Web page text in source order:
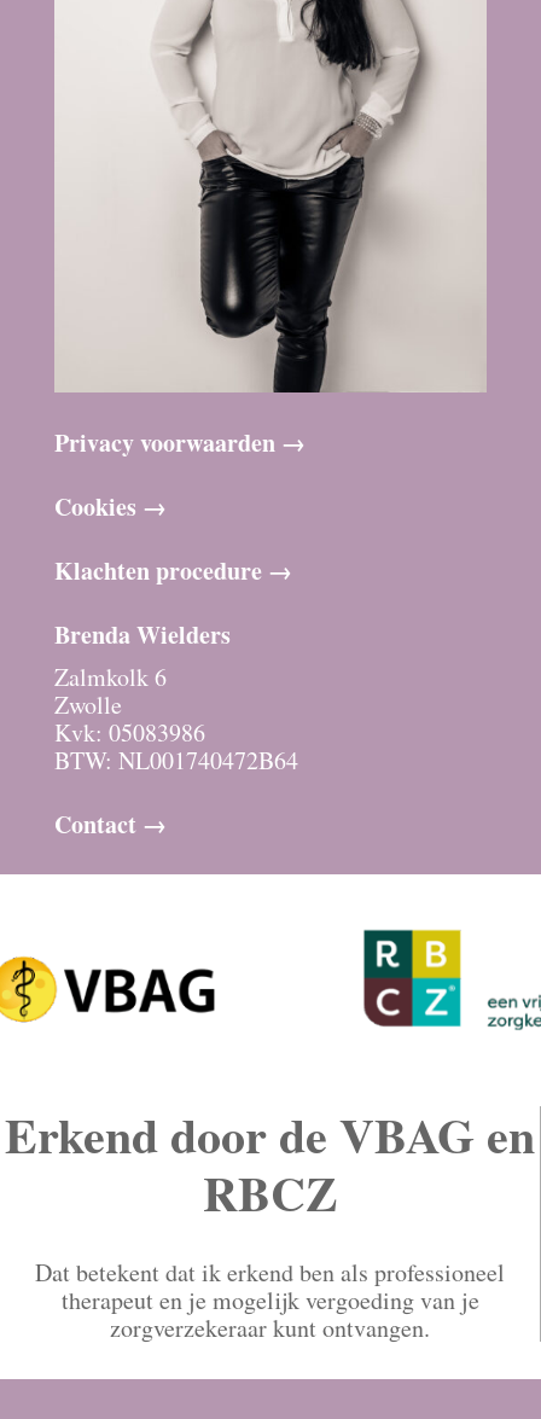
Privacy voorwaarden →
Cookies →
Klachten procedure →
Brenda Wielders
Zalmkolk 6
Zwolle
Kvk: 05083986
BTW: NL001740472B64
Contact →
Erkend door de VBAG en
RBCZ
Dat betekent dat ik erkend ben als professioneel
therapeut en je mogelijk vergoeding van je
zorgverzekeraar kunt ontvangen.